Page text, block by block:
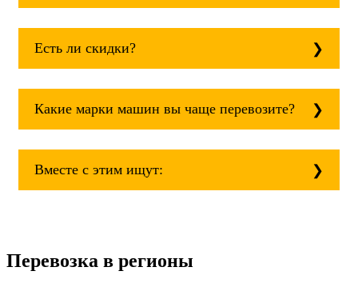
на любое расстояние звоните
Есть ли скидки?
можно получить дешево и быстро
Какие марки машин вы чаще перевозите?
isuzu;
nissan;
Вместе с этим ищут:
автоматической КПП блокировка
колес
Перевозка в регионы